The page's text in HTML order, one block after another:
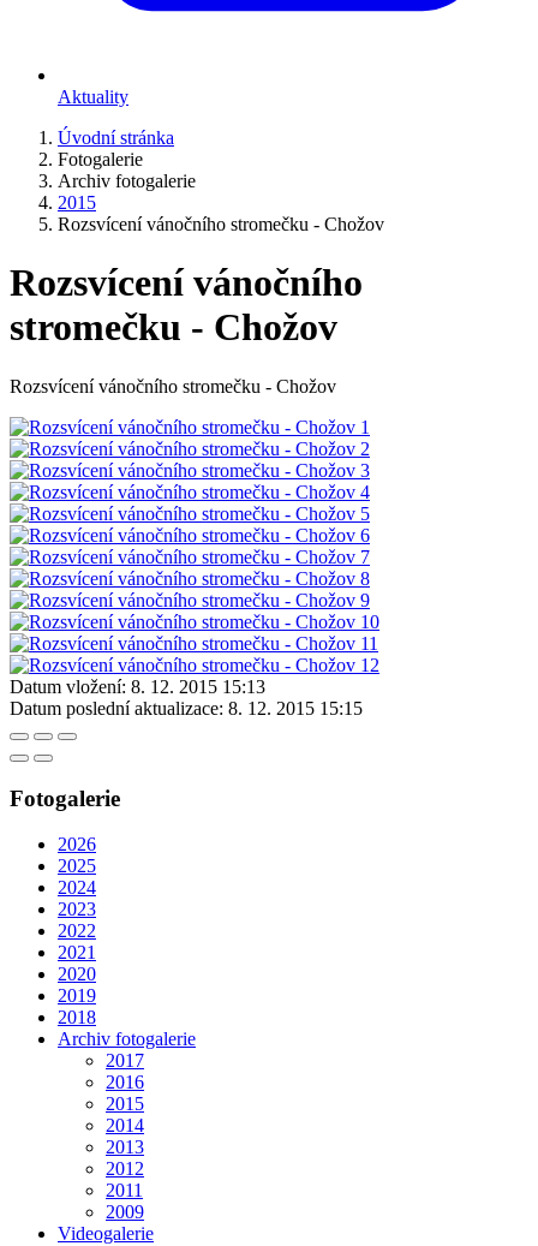
Aktuality
Úvodní stránka
Fotogalerie
Archiv fotogalerie
2015
Rozsvícení vánočního stromečku - Chožov
Rozsvícení vánočního
stromečku - Chožov
Rozsvícení vánočního stromečku - Chožov
Datum vložení: 8. 12. 2015 15:13
Datum poslední aktualizace: 8. 12. 2015 15:15
Fotogalerie
2026
2025
2024
2023
2022
2021
2020
2019
2018
Archiv fotogalerie
2017
2016
2015
2014
2013
2012
2011
2009
Videogalerie